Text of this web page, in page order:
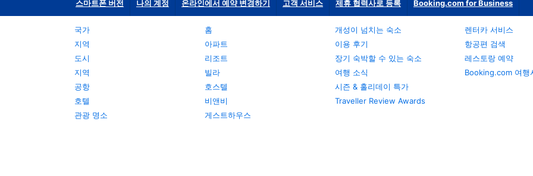
스마트폰 버전 나의 계정 온라인에서 예약 변경하기 고객 서비스 제휴 협력사로 등록 Booking.com for Business
국가
지역
도시
지역
공항
호텔
관광 명소
홈
아파트
리조트
빌라
호스텔
비앤비
게스트하우스
개성이 넘치는 숙소
이용 후기
장기 숙박할 수 있는 숙소
여행 소식
시즌 & 홀리데이 특가
Traveller Review Awards
렌터카 서비스
항공편 검색
레스토랑 예약
Booking.com 여행